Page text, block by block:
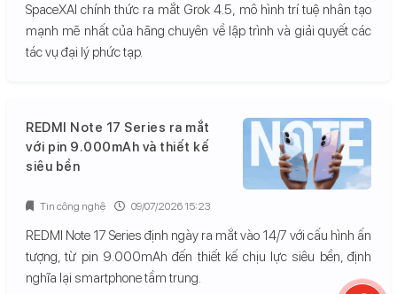
SpaceXAI chính thức ra mắt Grok 4.5, mô hình trí tuệ nhân tạo
mạnh mẽ nhất của hãng chuyên về lập trình và giải quyết các
tác vụ đại lý phức tạp.
REDMI Note 17 Series ra mắt
với pin 9.000mAh và thiết kế
siêu bền
REDMI Note 17 Series định ngày ra mắt vào 14/7 với cấu hình ấn
tượng, từ pin 9.000mAh đến thiết kế chịu lực siêu bền, định
nghĩa lại smartphone tầm trung.
Tin công nghệ 09/07/2026 15:23